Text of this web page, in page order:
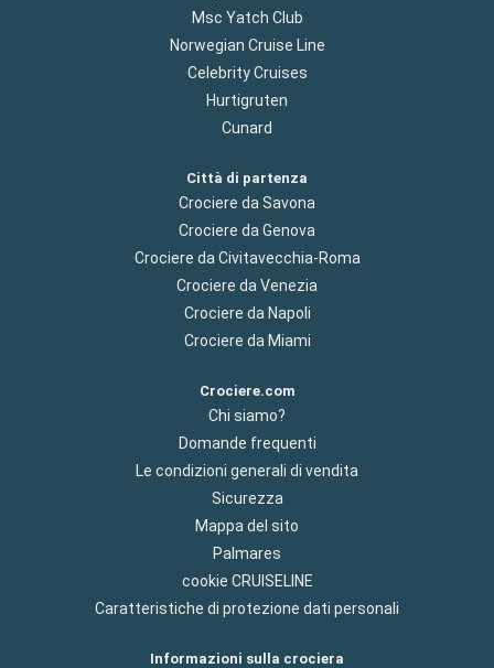
Msc Yatch Club
Norwegian Cruise Line
Celebrity Cruises
Hurtigruten
Cunard
Città di partenza
Crociere da Savona
Crociere da Genova
Crociere da Civitavecchia-Roma
Crociere da Venezia
Crociere da Napoli
Crociere da Miami
Crociere.com
Chi siamo?
Domande frequenti
Le condizioni generali di vendita
Sicurezza
Mappa del sito
Palmares
cookie CRUISELINE
Caratteristiche di protezione dati personali
Informazioni sulla crociera